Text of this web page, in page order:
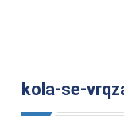
kola-se-